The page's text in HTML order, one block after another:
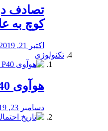
تصادف
کوچ به
اکتبر 21, 2019
تکنولوژی
هوآوی P40 لایت احتمالا موبا
دسامبر 23, 2019